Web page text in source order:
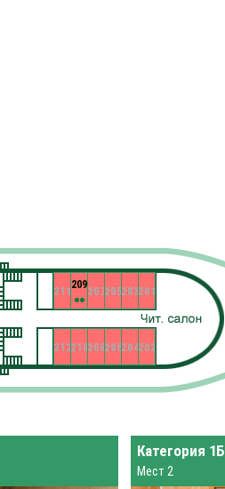
201
202
203
204
205
206
207
208
209
210
211
212
Категория 1Б
Мест 2